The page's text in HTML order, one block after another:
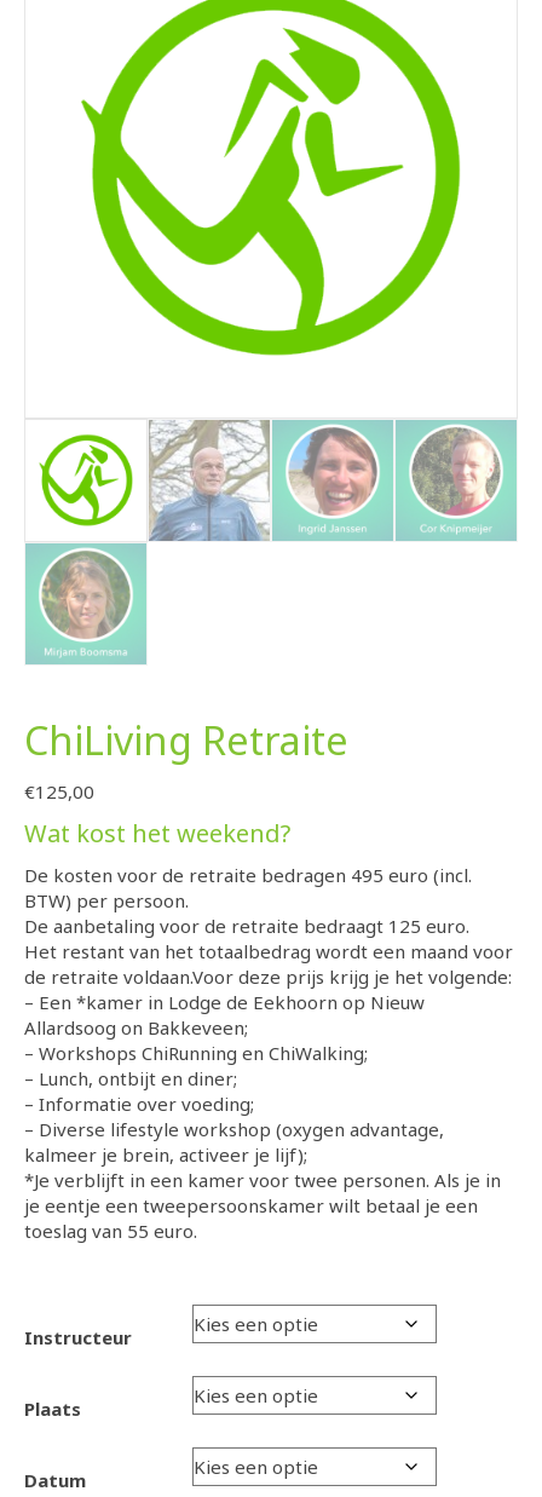
ChiLiving Retraite
€125,00
Wat kost het weekend?
De kosten voor de retraite bedragen 495 euro (incl.
BTW) per persoon.
De aanbetaling voor de retraite bedraagt 125 euro.
Het restant van het totaalbedrag wordt een maand voor
de retraite voldaan.Voor deze prijs krijg je het volgende:
– Een *kamer in Lodge de Eekhoorn op Nieuw
Allardsoog on Bakkeveen;
– Workshops ChiRunning en ChiWalking;
– Lunch, ontbijt en diner;
– Informatie over voeding;
– Diverse lifestyle workshop (oxygen advantage,
kalmeer je brein, activeer je lijf);
*Je verblijft in een kamer voor twee personen. Als je in
je eentje een tweepersoonskamer wilt betaal je een
toeslag van 55 euro.
Instructeur
Plaats
Datum